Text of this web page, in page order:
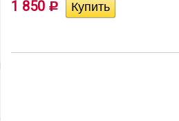
1 850 Р